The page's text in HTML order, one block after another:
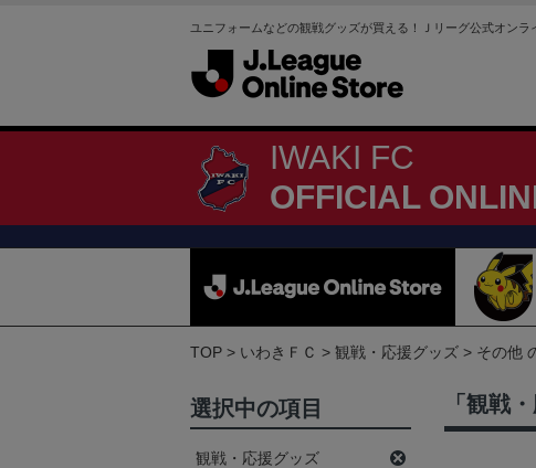
ユニフォームなどの観戦グッズが買える！Ｊリーグ公式オンラ
IWAKI FC
OFFICIAL
TOP いわきＦＣ 観戦・応援グッズ その他
「観戦
選択中の項目
観戦・応援グッズ